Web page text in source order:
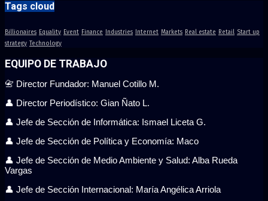
Tags cloud
Billionaires Equality Event Finance Industries Internet Markets Real estate Retail Start up
strategy Technology
EQUIPO DE TRABAJO
📇 Director Fundador: Manuel Cotillo M.
👤 Director Periodístico: Gian Ñato L.
👤 Jefe de Sección de Informática: Ismael Liceta G.
👤 Jefe de Sección de Política y Economía: Maco
👤 Jefe de Sección de Medio Ambiente y Salud: Alba Rueda
Vargas
👤 Jefe de Sección Internacional: María Angélica Arriola